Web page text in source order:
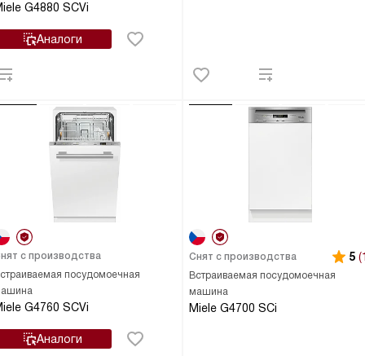
G4880 SCVi
Аналоги
посудомоечная
G4760 SCVi
с производства
Аналоги
Встраиваемая посудомоечная
машина
Miele G4700 SCi
Снят с производства 5